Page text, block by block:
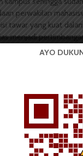
perwakilan
tawar yang kuat
menjadi
mahasiswa USU
“Nanti kami (MWA –
AYO